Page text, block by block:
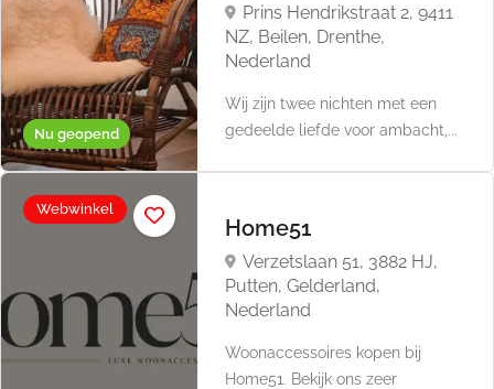
Nu geopend
Prins Hendrikstraat 2, 9411
NZ, Beilen, Drenthe,
Nederland
Wij zijn twee nichten met een
gedeelde liefde voor ambacht,...
Webwinkel
Home51
Verzetslaan 51, 3882 HJ,
Putten, Gelderland,
Nederland
Woonaccessoires kopen bij
Home51. Bekijk ons zeer